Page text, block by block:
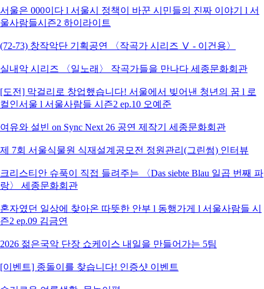
서울은 000이다 l 서울시 정책이 바꾼 시민들의 진짜 이야기 l 서
울사람들시즌2 하이라이트
(72-73) 창작악단 기획공연 〈작곡가 시리즈 Ⅴ - 이건용〉
실내악 시리즈 〈일노래〉 작곡가들을 만나다 세종문화회관
[도전] 막걸리로 창업했습니다! 서울에서 빚어낸 청년의 꿈 l 로
컬인서울 l 서울사람들 시즌2 ep.10 오예준
여유와 설빈 on Sync Next 26 공연 제작기 세종문화회관
제 7회 서울식물원 식재설계공모전 정원관리(그린썸) 인터뷰
크리스티안 슈푹이 직접 들려주는 〈Das siebte Blau 일곱 번째 파
랑〉 세종문화회관
혼자였던 일상에 찾아온 따뜻한 안부 l 동행가게 l 서울사람들 시
즌2 ep.09 김금연
2026 젊은국악 단장 쇼케이스 내일을 만들어가는 5팀
[이벤트] 종돌이를 찾습니다! 인증샷 이벤트